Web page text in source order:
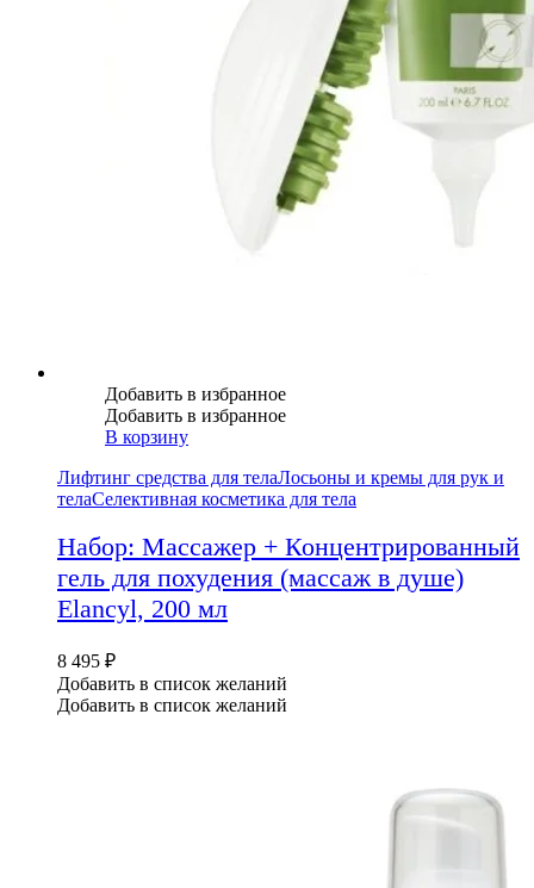
Добавить в избранное
Добавить в избранное
В корзину
Лифтинг средства для телаЛосьоны и кремы для рук и
телаСелективная косметика для тела
Набор: Массажер + Концентрированный
гель для похудения (массаж в душе)
Elancyl, 200 мл
8 495 ₽
Добавить в список желаний
Добавить в список желаний